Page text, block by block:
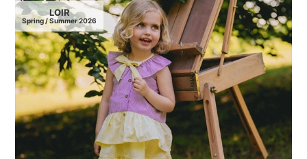
LOIR
Spring / Summer 2026